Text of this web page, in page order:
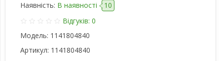
Наявність: В наявності
10
Відгуків: 0
Модель: 1141804840
Артикул: 1141804840